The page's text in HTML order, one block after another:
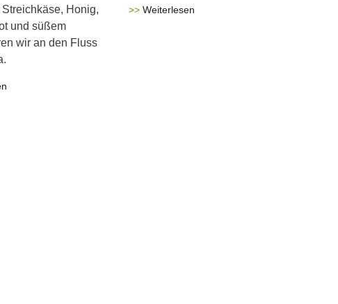
Honig,
und süßem
wir an den Fluss
Weiterlesen